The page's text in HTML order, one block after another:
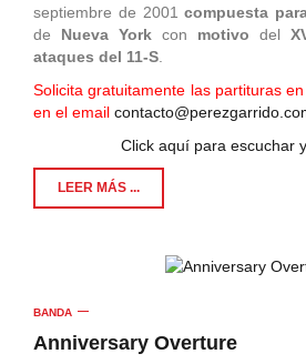
septiembre de 2001compuesta
de Nueva York con motivo del
ataques del 11-S.
Solicita gratuitamente las partituras
en el email
Click aquí para escuchar
LEER MÁS ...
BANDA
Anniversary Overture